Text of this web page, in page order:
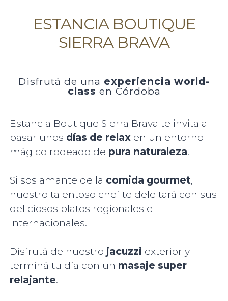
ESTANCIA BOUTIQUE
SIERRA BRAVA
Disfrutá de una experiencia world-
class en Córdoba
Estancia Boutique Sierra Brava te invita a
pasar unos días de relax en un entorno
mágico rodeado de pura naturaleza.
Si sos amante de la comida gourmet,
nuestro talentoso chef te deleitará con sus
deliciosos platos regionales e
internacionales.
Disfrutá de nuestro jacuzzi exterior y
terminá tu día con un masaje super
relajante.